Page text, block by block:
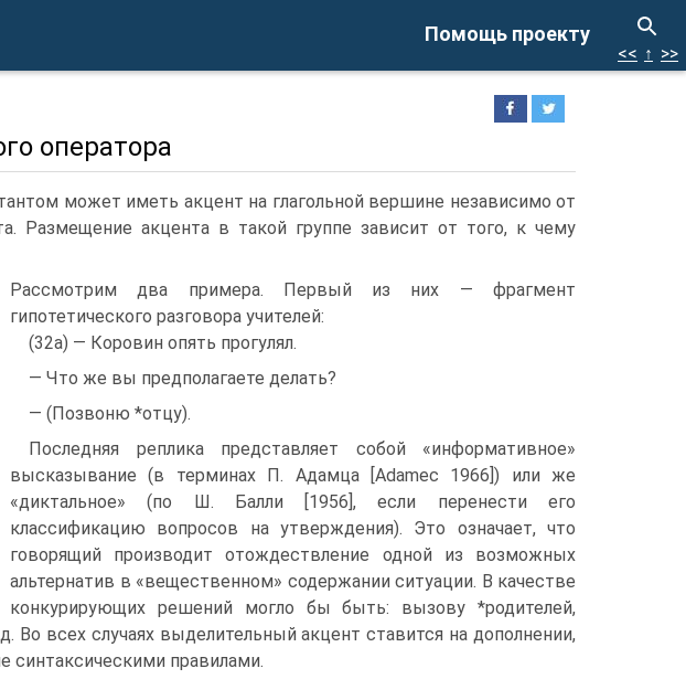
Помощь проекту
<< ↑ >>
оператора
может иметь акцент на глагольной вершине независимо от
Размещение акцента в такой группе зависит от того, к чему
Рассмотрим два примера. Первый из них — фрагмент
гипотетического разговора учителей:
(32а) — Коровин опять прогулял.
— Что же вы предполагаете делать?
— (Позвоню *отцу).
Последняя реплика представляет собой «информативное»
высказывание (в терминах П. Адамца [Adamec 1966]) или же
«диктальное» (по Ш. Балли [1956], если перенести его
классификацию вопросов на утверждения). Это означает, что
говорящий производит отождествление одной из возможных
альтернатив в «вещественном» содержании ситуации. В качестве
конкурирующих решений могло бы быть: вызову *родителей,
всех случаях выделительный акцент ставится на дополнении,
синтаксическими правилами.